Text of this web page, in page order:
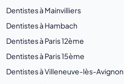
Dentistes à Mainvilliers
Dentistes à Hambach
Dentistes à Paris 12ème
Dentistes à Paris 15ème
Dentistes à Villeneuve-lès-Avignon